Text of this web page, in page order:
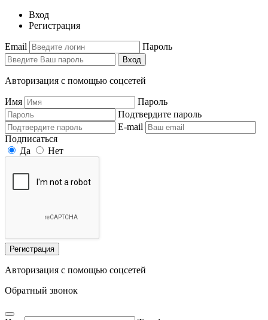
Вход
Регистрация
Email Пароль
Вход
Авторизация с помощью соцсетей
Имя
Пароль
Подтвердите пароль
E-mail
Подписаться
Да
Нет
Регистрация
Авторизация с помощью соцсетей
Обратный звонок